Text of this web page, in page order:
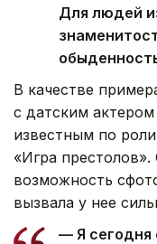
Для людей
В качестве
с датским
известным по
«Игра
возможность
вызвала у нее
— Я сегодня